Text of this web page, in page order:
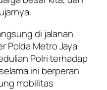
di jalanan
Polda Metro Jaya
Polri terhadap
ini berperan
mobilitas